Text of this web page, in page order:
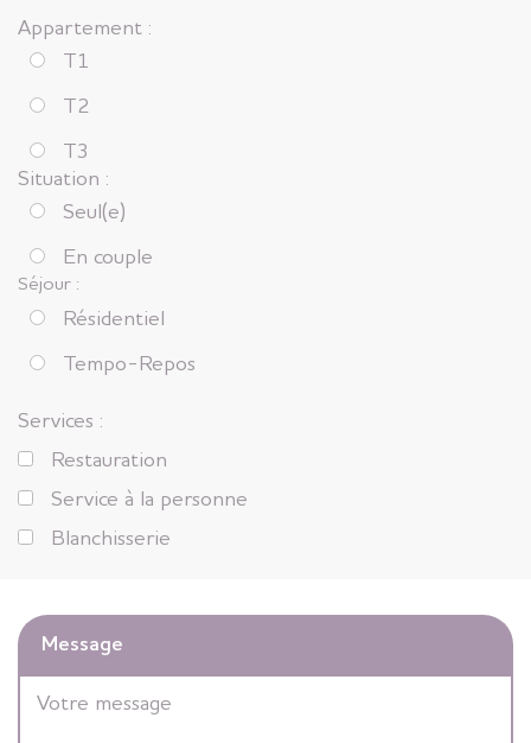
Appartement :
T1
T2
T3
Situation :
Seul(e)
En couple
Séjour :
Résidentiel
Tempo-Repos
Services :
Restauration
Service à la personne
Blanchisserie
Message